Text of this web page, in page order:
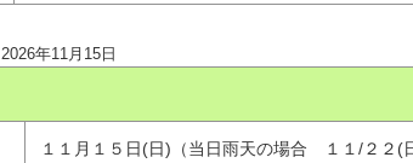
2026年11月15日
１１月１５日(日)（当日雨天の場合 １１/２２(